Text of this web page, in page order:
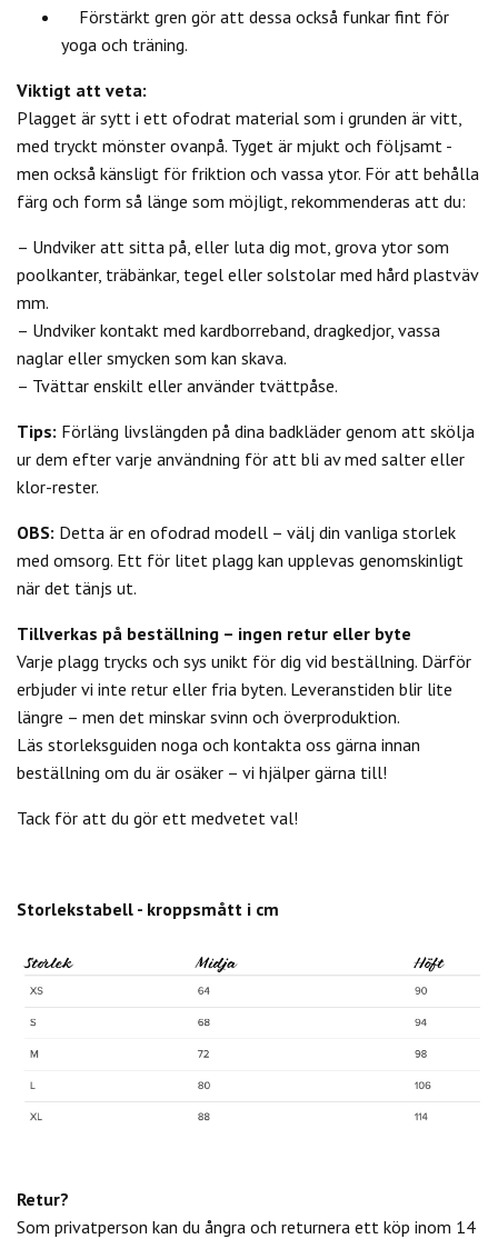
Förstärkt gren gör att dessa också funkar fint för
yoga och träning.
Viktigt att veta:
Plagget är sytt i ett ofodrat material som i grunden är vitt,
med tryckt mönster ovanpå. Tyget är mjukt och följsamt -
men också känsligt för friktion och vassa ytor. För att behålla
färg och form så länge som möjligt, rekommenderas att du:
– Undviker att sitta på, eller luta dig mot, grova ytor som
poolkanter, träbänkar, tegel eller solstolar med hård plastväv
mm.
– Undviker kontakt med kardborreband, dragkedjor, vassa
naglar eller smycken som kan skava.
– Tvättar enskilt eller använder tvättpåse.
Tips: Förläng livslängden på dina badkläder genom att skölja
ur dem efter varje användning för att bli av med salter eller
klor-rester.
OBS: Detta är en ofodrad modell – välj din vanliga storlek
med omsorg. Ett för litet plagg kan upplevas genomskinligt
när det tänjs ut.
Tillverkas på beställning – ingen retur eller byte
Varje plagg trycks och sys unikt för dig vid beställning. Därför
erbjuder vi inte retur eller fria byten. Leveranstiden blir lite
längre – men det minskar svinn och överproduktion.
Läs storleksguiden noga och kontakta oss gärna innan
beställning om du är osäker – vi hjälper gärna till!
Tack för att du gör ett medvetet val!
Storlekstabell - kroppsmått i cm
Retur?
Som privatperson kan du ångra och returnera ett köp inom 14